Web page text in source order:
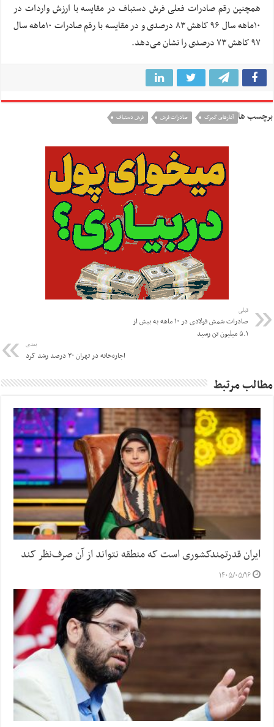
همچنین رقم صادرات فعلی فرش دستباف در مقایسه با ارزش واردات در
۱۰ماهه سال ۹۶ کاهش ۸۳ درصدی و در مقایسه با رقم صادرات ۱۰ماهه سال
۹۷ کاهش ۷۳ درصدی را نشان می‌دهد.
برچسب ها آمارهای گمرک صادرات فرش فرش دستباف
قبلی
صادرات شمش فولادی در ۱۰ ماهه به بیش از
۵.۱ میلیون تن رسید
بعدی
اجاره‌خانه در تهران ۳۰ درصد رشد کرد
مطالب مرتبط
ایران قدرتمندکشوری است که منطقه نتواند از آن صرف‌نظر کند
۱۴۰۵/۰۵/۱۶